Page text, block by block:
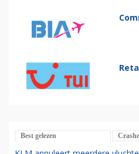
Best gelezen